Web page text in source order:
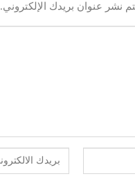
نشر عنوان بريدك الإلكتروني.